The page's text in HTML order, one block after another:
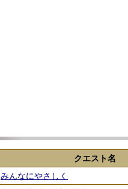
クエスト名
みんなにやさしく